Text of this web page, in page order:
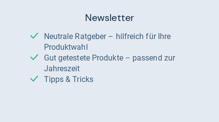
Newsletter
Neutrale Ratgeber – hilfreich für Ihre
Produktwahl
Gut getestete Produkte – passend zur
Jahreszeit
Tipps & Tricks